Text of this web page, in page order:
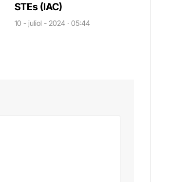
STEs (IAC)
10 - juliol - 2024 · 05:44